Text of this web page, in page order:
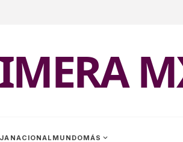
NACIONAL MUNDOMÁS expand_more